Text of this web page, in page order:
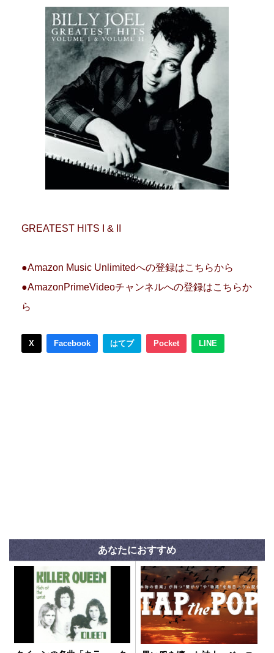
GREATEST HITS I & II
●Amazon Music Unlimitedへの登録はこちらから
●AmazonPrimeVideoチャンネルへの登録はこちらか
ら
X Facebook はてブ Pocket LINE
あなたにおすすめ